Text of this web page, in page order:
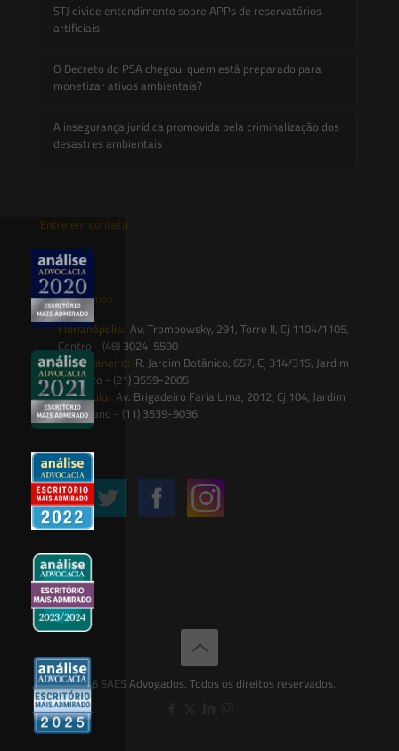
STJ divide entendimento sobre APPs de reservatórios
artificiais
O Decreto do PSA chegou: quem está preparado para
monetizar ativos ambientais?
A insegurança jurídica promovida pela criminalização dos
desastres ambientais
Entre em contato
contato@saesadvogados.com.br
Onde estamos
Florianópolis: Av. Trompowsky, 291, Torre II, Cj 1104/1105,
Centro - (48) 3024-5590
Rio de Janeiro: R. Jardim Botânico, 657, Cj 314/315, Jardim
Botânico - (21) 3559-2005
São Paulo: Av. Brigadeiro Faria Lima, 2012, Cj 104, Jardim
Paulistano - (11) 3539-9036
Siga-nos
© 2026 SAES Advogados. Todos os direitos reservados.